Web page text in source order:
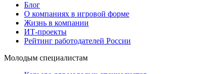
Блог
О компаниях в игровой форме
Жизнь в компании
ИТ-проекты
Рейтинг работодателей России
Молодым специалистам